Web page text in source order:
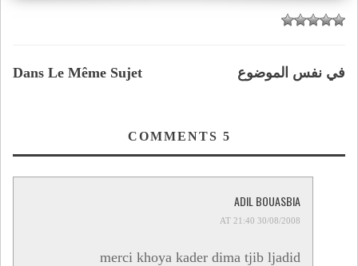
Dans Le Même Sujet في نفس الموضوع
5
ADIL BOUASBIA
30/08/2008 AT 21:40
merci khoya kader dima tjib ljadid